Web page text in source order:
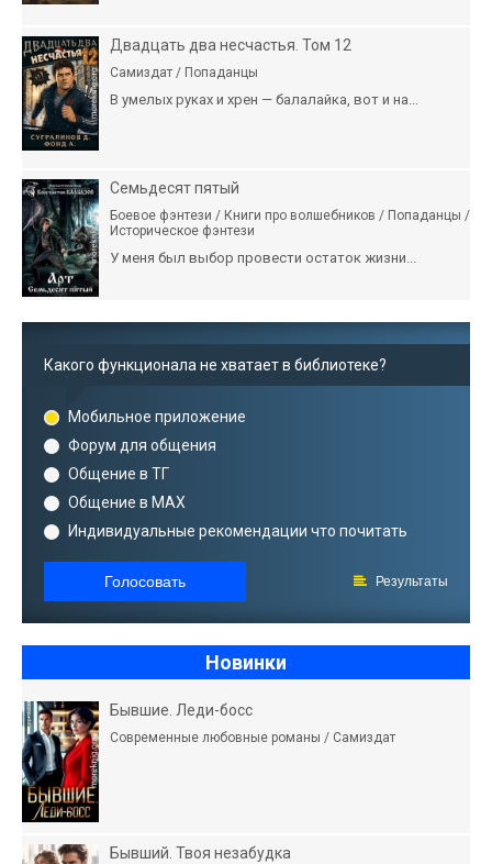
Двадцать два несчастья. Том 12
Самиздат / Попаданцы
В умелых руках и хрен — балалайка, вот и на...
Семьдесят пятый
Боевое фэнтези / Книги про волшебников / Попаданцы /
Историческое фэнтези
У меня был выбор провести остаток жизни...
Какого функционала не хватает в библиотеке?
Мобильное приложение
Форум для общения
Общение в ТГ
Общение в MAX
Индивидуальные рекомендации что почитать
Голосовать Результаты
Новинки
Бывшие. Леди-босс
Современные любовные романы / Самиздат
Бывший. Твоя незабудка